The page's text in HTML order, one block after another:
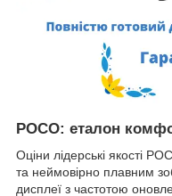
POCO: еталон
Оціни лідерські якості
та неймовірно плавним
дисплеї з частотою